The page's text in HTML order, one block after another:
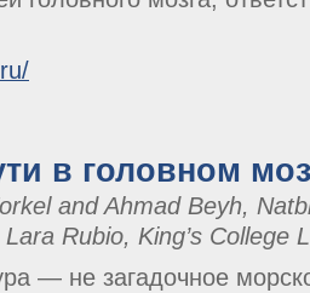
в головном
and Ahmad Beyh,
Rubio, King’s College
— не загадочное